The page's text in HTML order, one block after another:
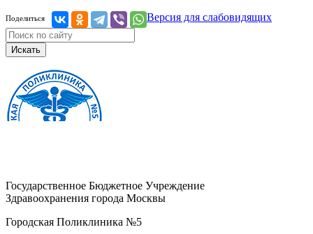
Поделиться Версия для слабовидящих
Искать
Государственное Бюджетное Учреждение
Здравоохранения города Москвы
Городская Поликлиника №5